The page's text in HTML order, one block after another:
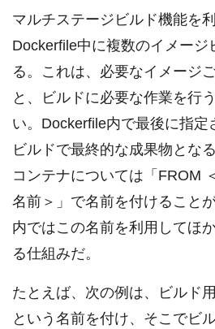
マルチステージビルド機能を
Dockerfile中に複数のイメージ
る。これは、必要なイメージ
と、ビルドに必要な作業を行
い。Dockerfile内で最後に指定
ビルドで最終的な成果物とな
コンテナについては「FROM
名前＞」で名前を付けること
内ではこの名前を利用してほ
る仕組みだ。
たとえば、次の例は、ビルド
という名前を付け、そこでビ